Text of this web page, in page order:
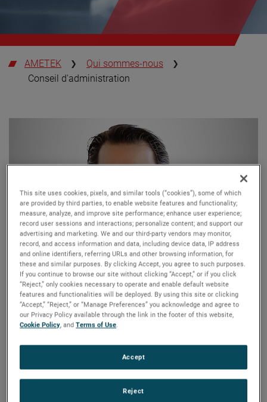
AMETEK
Qui sommes-nous
Conseil d'administration
Thomas A. Amato
M. Amato est actuellement Président du Conseil
d’Administration et Directeur Général de MW
Components, un fabricant de composants techniques
Auparavant, M. Amato a été Président et Directeur
bourse, active dans les secteurs de l’aérospatiale, de la
This site uses cookies, pixels, and similar tools (“cookies”), some of which
are provided by third parties, to enable website features and functionality;
measure, analyze, and improve site performance; enhance user experience;
record user sessions and interactions; personalize content; and support our
advertising and marketing. We and our third-party vendors may monitor,
record, and access information and data, including device data, IP address
and online identifiers, referring URLs and other browsing information, for
these and similar purposes. By clicking Accept, you agree to such purposes.
If you continue to browse our site without clicking “Accept,” or if you click
“Reject,” only cookies necessary to operate and enable default website
features and functionalities will be deployed. By using this site or clicking
“Accept,” “Reject,” or “Manage Preferences” you acknowledge and agree to
our Privacy Policy available through the link in the footer of this website,
Cookie Policy, andTerms of Use.
Reject
Accept